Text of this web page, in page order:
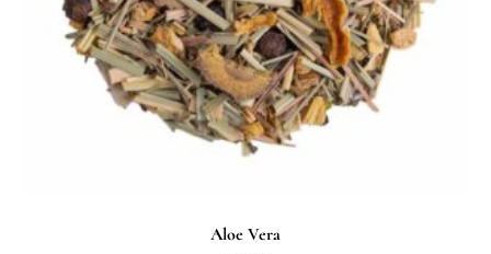
Aloe Vera